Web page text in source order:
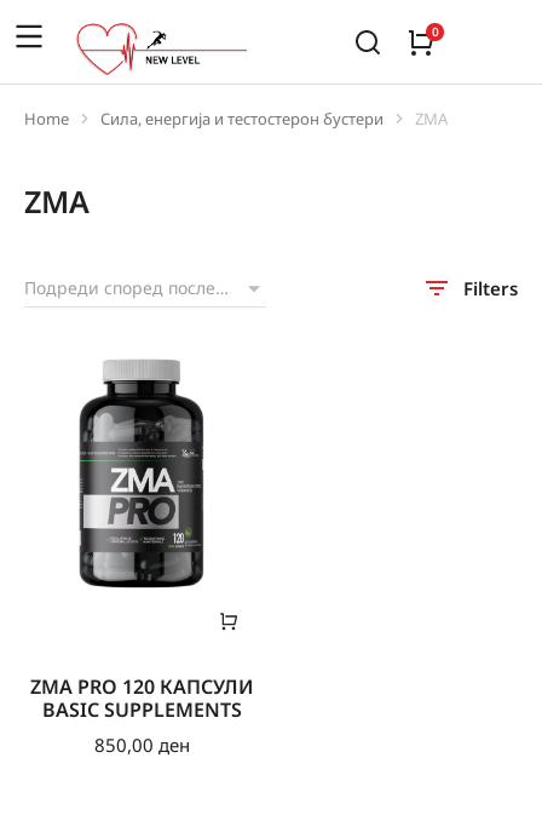
You are here:
Home Сила, енергија и тестостерон бустери ZMA
ZMA
Filters
ZMA PRO 120 КАПСУЛИ
BASIC SUPPLEMENTS
850,00 ден